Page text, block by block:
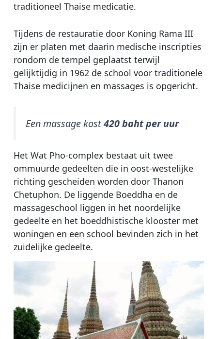
traditioneel Thaise medicatie.
Tijdens de restauratie door Koning Rama III
zijn er platen met daarin medische inscripties
rondom de tempel geplaatst terwijl
gelijktijdig in 1962 de school voor traditionele
Thaise medicijnen en massages is opgericht.
Een massage kost420 baht per uur
Het Wat Pho-complex bestaat uit twee
ommuurde gedeelten die in oost-westelijke
richting gescheiden worden door Thanon
Chetuphon. De liggende Boeddha en de
massageschool liggen in het noordelijke
gedeelte en het boeddhistische klooster met
woningen en een school bevinden zich in het
zuidelijke gedeelte.